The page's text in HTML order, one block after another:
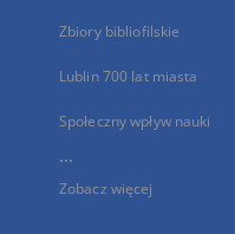
Zbiory bibliofilskie
Lublin 700 lat miasta
Społeczny wpływ nauki
...
Zobacz więcej